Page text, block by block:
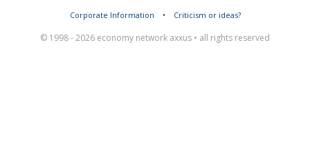
Corporate Information • Criticism or ideas?
© 1998 - 2026 economy network axxus • all rights reserved